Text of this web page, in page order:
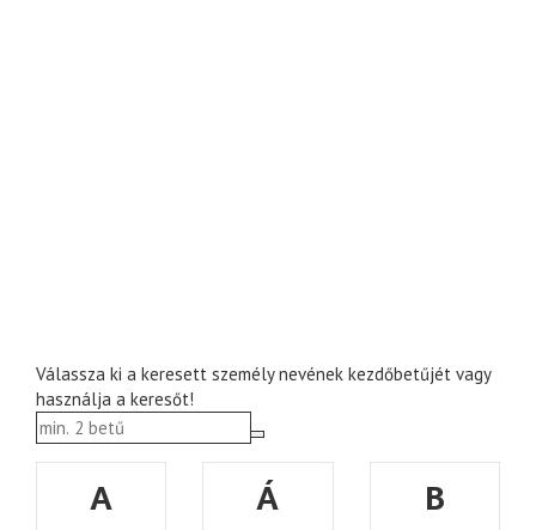
Válassza ki a keresett személy nevének kezdőbetűjét vagy
használja a keresőt!
A Á
B